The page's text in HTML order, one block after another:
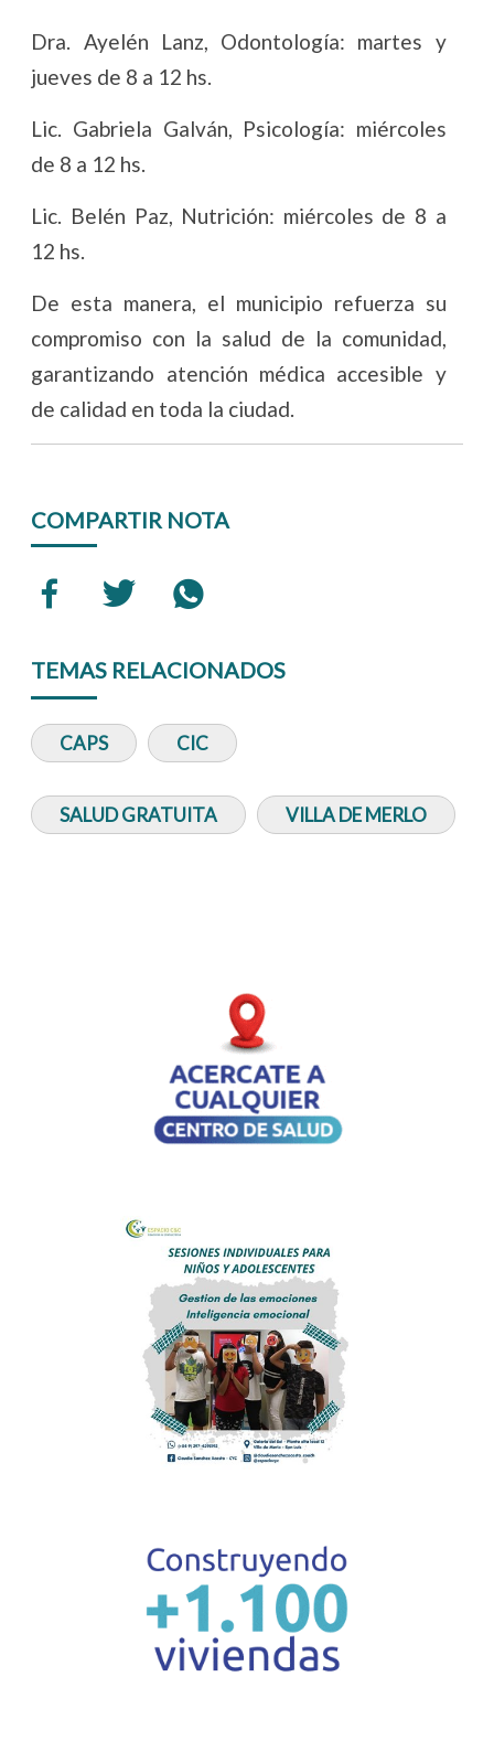
Dra. Ayelén Lanz, Odontología: martes y
jueves de 8 a 12 hs.
Lic. Gabriela Galván, Psicología: miércoles
de 8 a 12 hs.
Lic. Belén Paz, Nutrición: miércoles de 8 a
12 hs.
De esta manera, el municipio refuerza su
compromiso con la salud de la comunidad,
garantizando atención médica accesible y
de calidad en toda la ciudad.
COMPARTIR NOTA
TEMAS RELACIONADOS
CAPS CIC
SALUD GRATUITA VILLA DE MERLO